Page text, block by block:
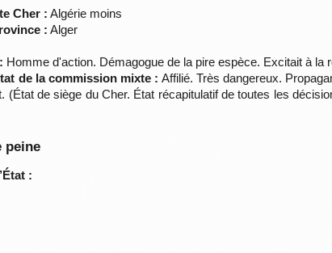
Cher : Algérie moins
: Alger
Homme d'action. Démagogue de la pire espèce. Excitait à
de la commission mixte : Affilié. Très dangereux.
(État de siège du Cher. État récapitulatif de toutes les
peine
: